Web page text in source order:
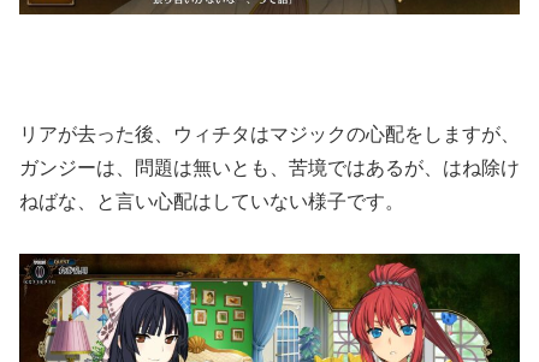
リアが去った後、ウィチタはマジックの心配をしますが、
ガンジーは、問題は無いとも、苦境ではあるが、はね除け
ねばな、と言い心配はしていない様子です。